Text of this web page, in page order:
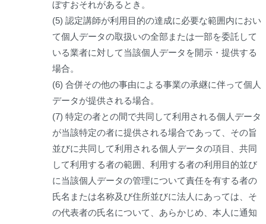
ぼすおそれがあるとき。
(5) 認定講師が利用目的の達成に必要な範囲内におい
て個人データの取扱いの全部または一部を委託して
いる業者に対して当該個人データを開示・提供する
場合。
(6) 合併その他の事由による事業の承継に伴って個人
データが提供される場合。
(7) 特定の者との間で共同して利用される個人データ
が当該特定の者に提供される場合であって、その旨
並びに共同して利用される個人データの項目、共同
して利用する者の範囲、利用する者の利用目的並び
に当該個人データの管理について責任を有する者の
氏名または名称及び住所並びに法人にあっては、そ
の代表者の氏名について、あらかじめ、本人に通知